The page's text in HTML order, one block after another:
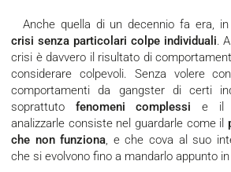
Anche quella di un decennio fa era,
crisi senza particolari colpe individuali.
crisi è davvero il risultato di
considerare colpevoli. Senza volere
comportamenti da gangster di certi
soprattuto fenomeni complessi e il
analizzarle consiste nel guardarle come il
che non funziona, e che cova al suo
che si evolvono fino a mandarlo appunto